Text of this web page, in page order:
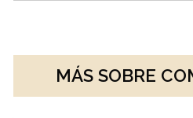
MÁS SOBRE